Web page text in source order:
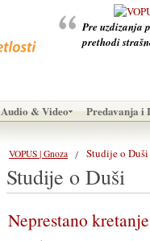
Pre uzdizanja
prethodi
Audio & Video Predavanja i
VOPUS | Gnoza Studije o Duši
Studije o Duši
Neprestano kretanje